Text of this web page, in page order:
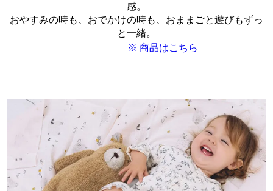
感。
おやすみの時も、おでかけの時も、おままごと遊びもずっ
と一緒。
※ 商品はこちら